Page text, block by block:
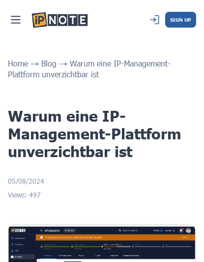
SIGN UP
Home Blog
Warum eine IP-Management-
Plattform unverzichtbar ist
Warum eine IP-
Management-Plattform
unverzichtbar ist
05/08/2024
Views: 497